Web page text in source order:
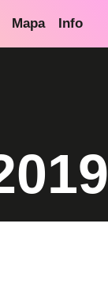
Mapa Info